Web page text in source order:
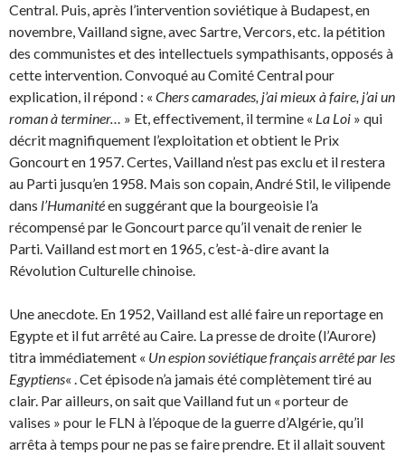
Central. Puis, après l’intervention soviétique à Budapest, en
novembre, Vailland signe, avec Sartre, Vercors, etc. la pétition
des communistes et des intellectuels sympathisants, opposés à
cette intervention. Convoqué au Comité Central pour
explication, il répond : « Chers camarades, j’ai mieux à faire, j’ai un
roman à terminer… » Et, effectivement, il termine « La Loi » qui
décrit magnifiquement l’exploitation et obtient le Prix
Goncourt en 1957. Certes, Vailland n’est pas exclu et il restera
au Parti jusqu’en 1958. Mais son copain, André Stil, le vilipende
dans l’Humanitéen suggérant que la bourgeoisie l’a
récompensé par le Goncourt parce qu’il venait de renier le
Parti. Vailland est mort en 1965, c’est-à-dire avant la
Révolution Culturelle chinoise.
Une anecdote. En 1952, Vailland est allé faire un reportage en
Egypte et il fut arrêté au Caire. La presse de droite (l’Aurore)
titra immédiatement « Un espion soviétique français arrêté par les
Egyptiens« . Cet épisode n’a jamais été complètement tiré au
clair. Par ailleurs, on sait que Vailland fut un « porteur de
valises » pour le FLN à l’époque de la guerre d’Algérie, qu’il
arrêta à temps pour ne pas se faire prendre. Et il allait souvent